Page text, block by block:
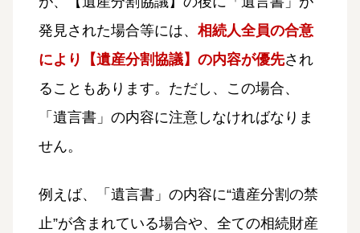
発見された場合等には、 相続人全員の合意
により【遺産分割協議】の内容が優先され
ることもあります。ただし、この場合、
「遺言書」の内容に注意しなければなりま
せん。
例えば、「遺言書」の内容に“遺産分割の禁
止”が含まれている場合や、全ての相続財産